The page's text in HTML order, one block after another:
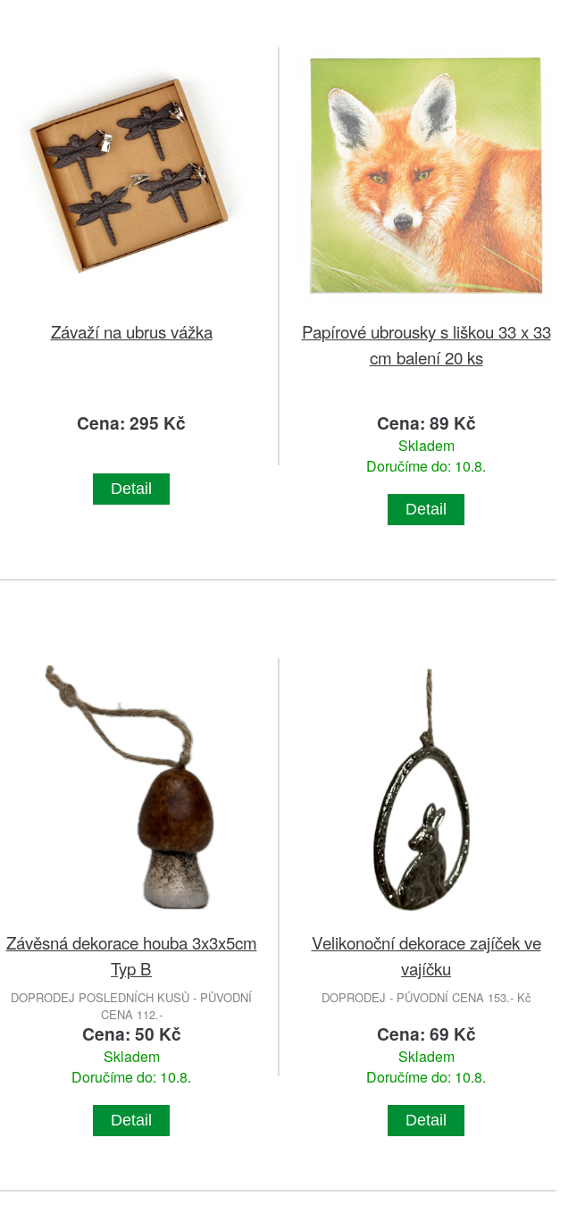
Závaží na ubrus vážka
Cena: 295 Kč
Detail
Papírové ubrousky s liškou 33 x 33
cm balení 20 ks
Cena: 89 Kč
Skladem
Doručíme do: 10.8.
Detail
Závěsná dekorace houba 3x3x5cm
Typ B
DOPRODEJ POSLEDNÍCH KUSŮ - PŮVODNÍ
CENA 112.-
Cena: 50 Kč
Skladem
Doručíme do: 10.8.
Detail
Velikonoční dekorace zajíček ve
vajíčku
DOPRODEJ - PŮVODNÍ CENA 153.- Kč
Cena: 69 Kč
Skladem
Doručíme do: 10.8.
Detail